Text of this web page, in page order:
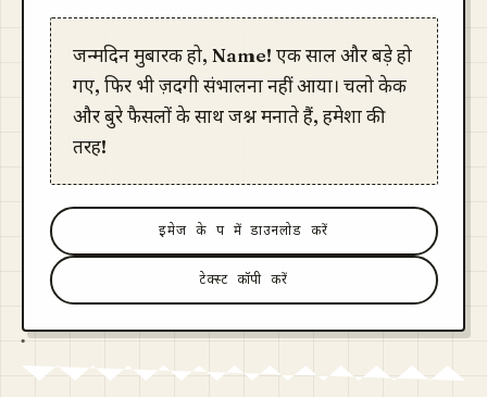
जन्मदिन मुबारक हो, Name! एक साल और बड़े हो
गए, फिर भी ज़िंदगी संभालना नहीं आया। चलो केक
और बुरे फैसलों के साथ जश्न मनाते हैं, हमेशा की
तरह!
इमेज के रूप में डाउनलोड करें
टेक्स्ट कॉपी करें